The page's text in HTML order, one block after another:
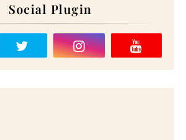
Social Plugin